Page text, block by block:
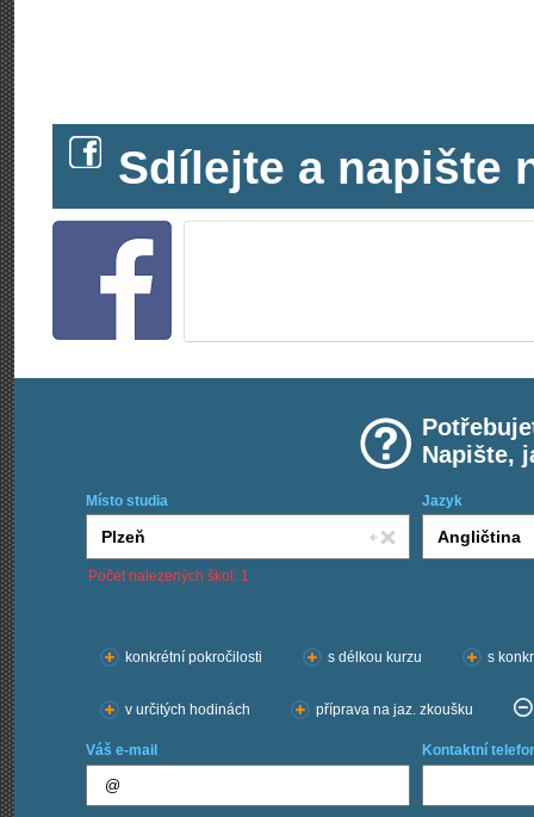
Sdílejte a napište
Napište,
Místo studia Jazyk
Počet nalezených škol: 1
konkrétní pokročilosti
s délkou kurzu s
v určitých hodinách příprava na jaz. zkoušku
Váš e-mail Kontaktní